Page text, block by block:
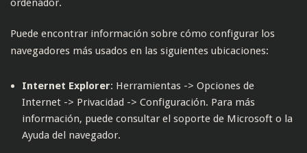
ordenador.
Puede encontrar información sobre cómo configurar los
navegadores más usados en las siguientes ubicaciones:
Internet Explorer: Herramientas -> Opciones de
Internet -> Privacidad -> Configuración. Para más
información, puede consultar el soporte de Microsoft o la
Ayuda del navegador.